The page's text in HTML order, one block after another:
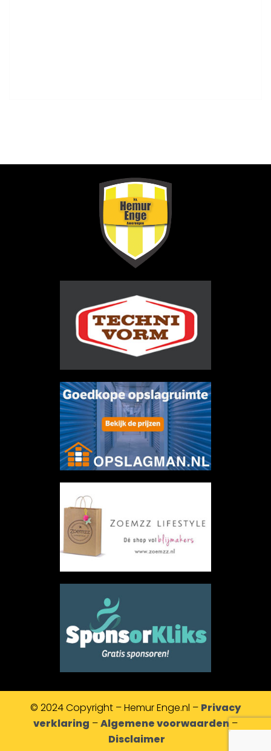
© 2024 Copyright – Hemur Enge.nl – Privacy
verklaring –Algemene voorwaarden –
Disclaimer